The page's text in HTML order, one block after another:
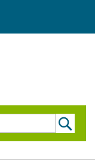
Suchen